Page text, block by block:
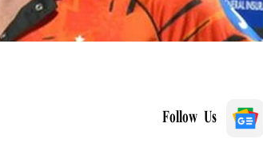
Follow Us